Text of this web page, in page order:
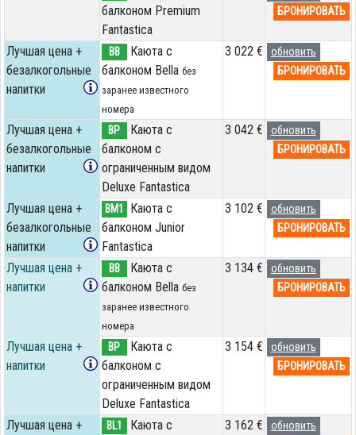
балконом Premium
Fantastica
БРОНИРОВАТЬ
Лучшая цена +
безалкогольные
напитки
BB
Каюта с
балконом Bella без
заранее известного
номера
3 022 €
обновить
БРОНИРОВАТЬ
Лучшая цена +
безалкогольные
напитки
BP
Каюта с
балконом c
ограниченным видом
Deluxe Fantastica
3 042 €
обновить
БРОНИРОВАТЬ
Лучшая цена +
безалкогольные
напитки
BM1
Каюта с
балконом Junior
Fantastica
3 102 €
обновить
БРОНИРОВАТЬ
Лучшая цена +
напитки
BB
Каюта с
балконом Bella без
заранее известного
номера
3 134 €
обновить
БРОНИРОВАТЬ
Лучшая цена +
напитки
BP
Каюта с
балконом c
ограниченным видом
Deluxe Fantastica
3 154 €
обновить
БРОНИРОВАТЬ
Лучшая цена +
BL1
Каюта с
3 162 €
обновить